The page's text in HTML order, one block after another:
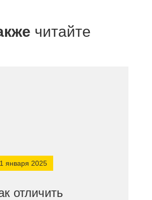
читайте
января 2025
отличить